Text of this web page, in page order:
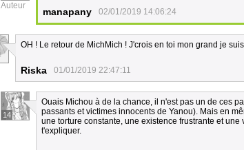
Auteur
manapany 02/01/2019 14:06:24
OH ! Le retour de MichMich ! J'crois en toi mon grand je
Riska 01/01/2019 22:47:11
14
Ouais Michou à de la chance, il n'est pas un de ces
passants et victimes innocents de Yanou). Mais en
une torture constante, une existence frustrante et
t'expliquer.